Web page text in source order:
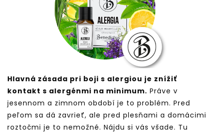
Hlavná zásada pri boji s alergiou je znížiť
kontakt s alergénmi na minimum. Práve v
jesennom a zimnom období je to problém. Pred
peľom sa dá zavrieť, ale pred plesňami a domácimi
roztočmi je to nemožné. Nájdu si vás všade. Tu